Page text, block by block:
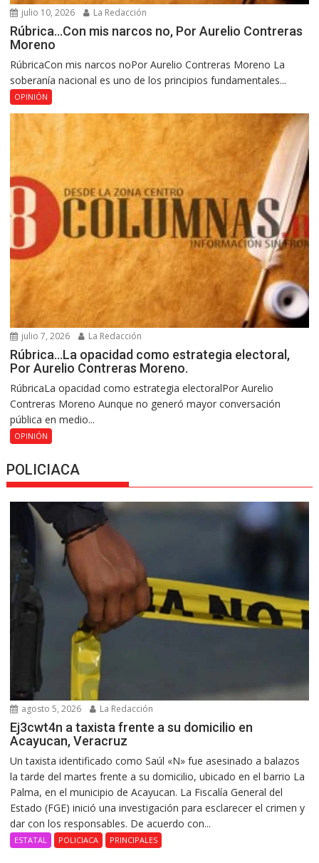
julio 10, 2026 La Redacción
Rúbrica…Con mis narcos no, Por Aurelio Contreras
Moreno
RúbricaCon mis narcos noPor Aurelio Contreras Moreno La
soberanía nacional es uno de los principios fundamentales...
OPINIÓN
julio 7, 2026 La Redacción
Rúbrica…La opacidad como estrategia electoral,
Por Aurelio Contreras Moreno.
RúbricaLa opacidad como estrategia electoralPor Aurelio
Contreras Moreno Aunque no generó mayor conversación
pública en medio...
OPINIÓN
POLICIACA
agosto 5, 2026 La Redacción
Ej3cwt4n a taxista frente a su domicilio en
Acayucan, Veracruz
Un taxista identificado como Saúl «N» fue asesinado a balazos
la tarde del martes frente a su domicilio, ubicado en el barrio La
Palma, en el municipio de Acayucan. La Fiscalía General del
Estado (FGE) inició una investigación para esclarecer el crimen y
dar con los responsables. De acuerdo con...
ESTATAL POLICIACA PRINCIPALES